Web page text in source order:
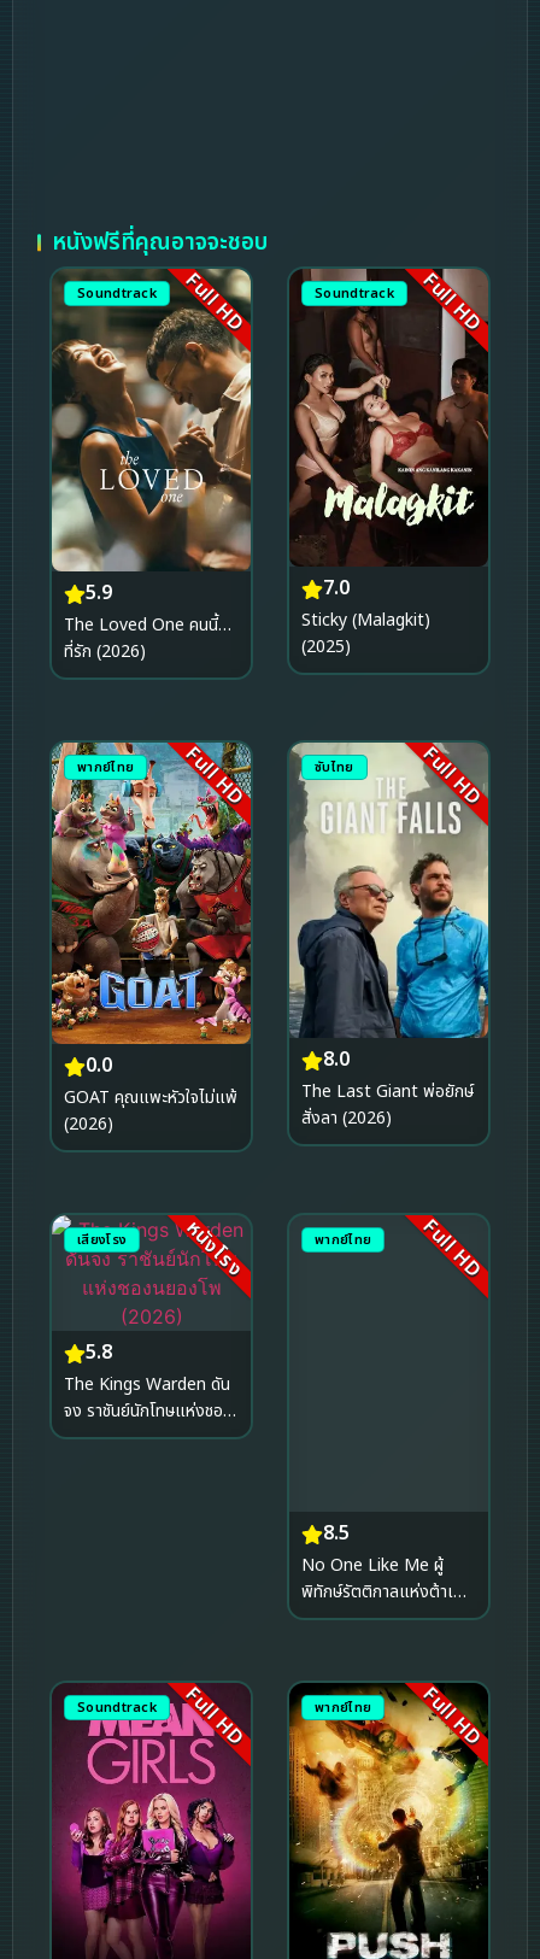
หนังฟรีที่คุณอาจจะชอบ
Soundtrack Full HD
5.9
The Loved One คนนี้…
ที่รัก (2026)
Soundtrack Full HD
7.0
Sticky (Malagkit)
(2025)
พากย์ไทย Full HD
0.0
GOAT คุณแพะหัวใจไม่แพ้
(2026)
ซับไทย Full HD
8.0
The Last Giant พ่อยักษ์
สั่งลา (2026)
เสียงโรง หนังโรง
5.8
The Kings Warden ดัน
จง ราชันย์นักโทษแห่งชอง
นยองโพ (2026)
พากย์ไทย Full HD
8.5
No One Like Me ผู้
พิทักษ์รัตติกาลแห่งต้าเฟิ่ง
ภาคพิเศษ (2025)
Soundtrack Full HD พากย์ไทย Full HD